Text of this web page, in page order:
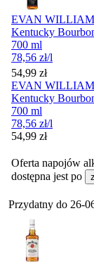
EVAN
Kentucky
700 ml
78,56 zł/l
Cena
54,99 zł
EVAN
Kentucky
700 ml
78,56 zł/l
Cena
54,99 zł
Oferta napojów
dostępna jest po
Przydatny do 26-